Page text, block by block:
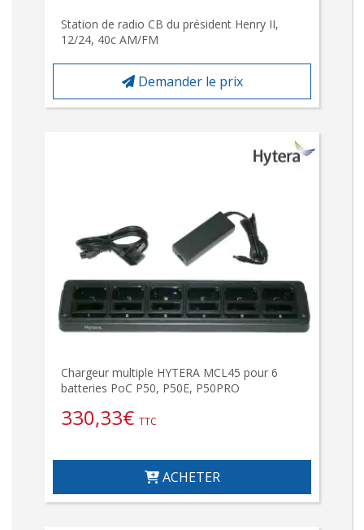
Station de radio CB du président Henry II,
12/24, 40c AM/FM
Demander le prix
Chargeur multiple HYTERA MCL45 pour 6
batteries PoC P50, P50E, P50PRO
330,33€ TTC
ACHETER